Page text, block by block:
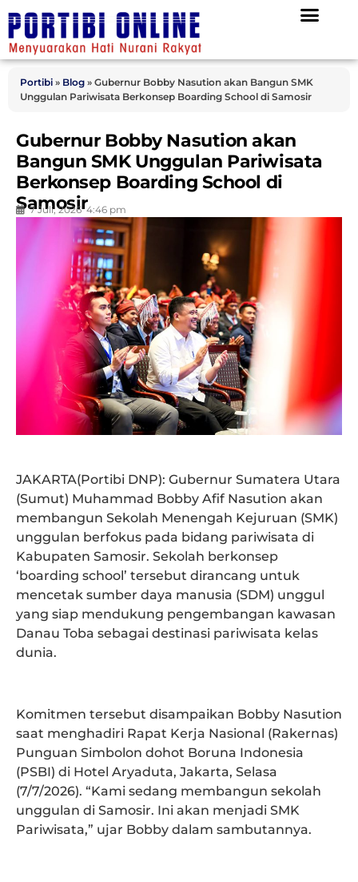
Portibi » Blog » Gubernur Bobby Nasution akan Bangun SMK
Unggulan Pariwisata Berkonsep Boarding School di Samosir
Gubernur Bobby Nasution akan
Bangun SMK Unggulan Pariwisata
Berkonsep Boarding School di
Samosir
7 Juli, 2026 4:46 pm
JAKARTA(Portibi DNP): Gubernur Sumatera Utara
(Sumut) Muhammad Bobby Afif Nasution akan
membangun Sekolah Menengah Kejuruan (SMK)
unggulan berfokus pada bidang pariwisata di
Kabupaten Samosir. Sekolah berkonsep
‘boarding school’ tersebut dirancang untuk
mencetak sumber daya manusia (SDM) unggul
yang siap mendukung pengembangan kawasan
Danau Toba sebagai destinasi pariwisata kelas
dunia.
Komitmen tersebut disampaikan Bobby Nasution
saat menghadiri Rapat Kerja Nasional (Rakernas)
Punguan Simbolon dohot Boruna Indonesia
(PSBI) di Hotel Aryaduta, Jakarta, Selasa
(7/7/2026). “Kami sedang membangun sekolah
unggulan di Samosir. Ini akan menjadi SMK
Pariwisata,” ujar Bobby dalam sambutannya.